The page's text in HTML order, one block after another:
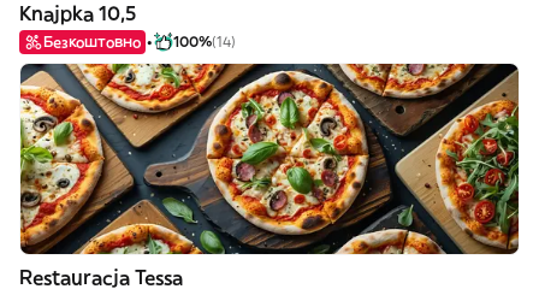
Knajpka 10,5
Безкоштовно 100%(14)
Restauracja Tessa